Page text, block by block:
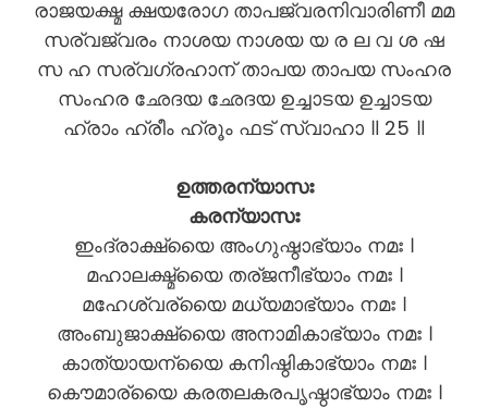
രാജയക്ഷ്മ ക്ഷയരോഗ താപജ്വരനിവാരിണീ മമ
സര്വജ്വരം നാശയ നാശയ യ ര ല വ ശ ഷ
സ ഹ സര്വഗ്രഹാന് താപയ താപയ സംഹര
സംഹര ഛേദയ ഛേദയ ഉച്ചാടയ ഉച്ചാടയ
ഹ്രാം ഹ്രീം ഹ്രൂം ഫട് സ്വാഹാ ॥ 25 ॥
ഉത്തരന്യാസഃ
കരന്യാസഃ
ഇംദ്രാക്ഷ്യൈ അംഗുഷ്ഠാഭ്യാം നമഃ ।
മഹാലക്ഷ്മ്യൈ തര്ജനീഭ്യാം നമഃ ।
മഹേശ്വര്യൈ മധ്യമാഭ്യാം നമഃ ।
അംബുജാക്ഷ്യൈ അനാമികാഭ്യാം നമഃ ।
കാത്യായന്യൈ കനിഷ്ഠികാഭ്യാം നമഃ ।
കൌമാര്യൈ കരതലകരപൃഷ്ഠാഭ്യാം നമഃ ।